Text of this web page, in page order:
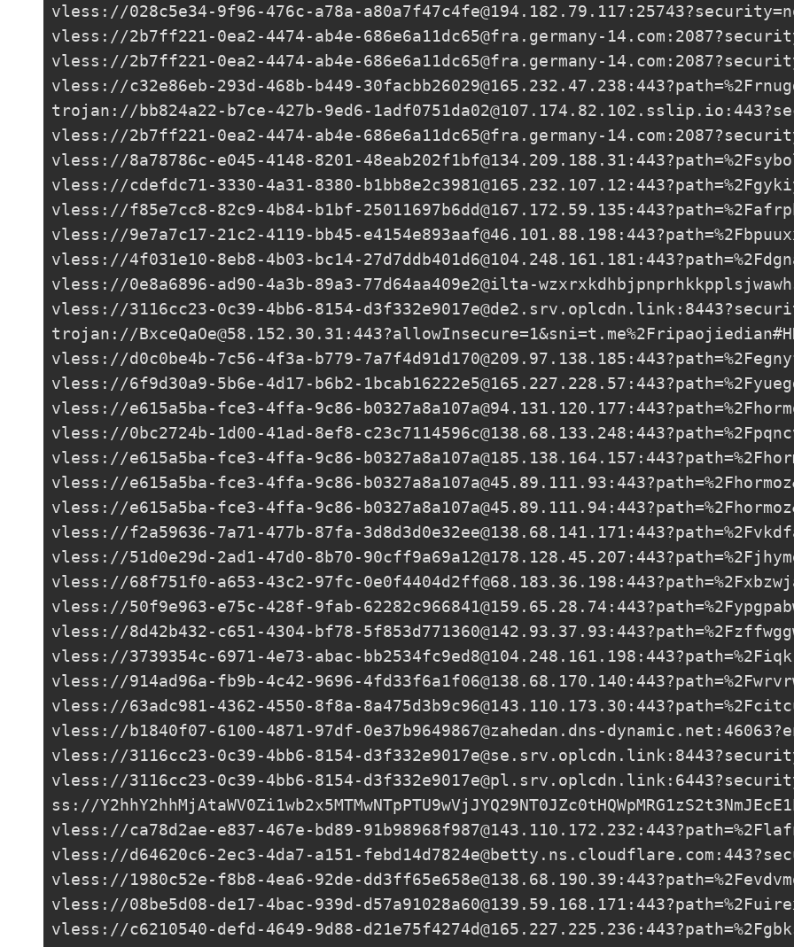
vless://028c5e34-9f96-476c-a78a-a80a7f47c4fe@194.182.79.117
vless://2b7ff221-0ea2-4474-ab4e-686e6a11dc65@fra.germany-14.com
vless://2b7ff221-0ea2-4474-ab4e-686e6a11dc65@fra.germany-14.com
vless://c32e86eb-293d-468b-b449-30facbb26029@165.232.47.238
trojan://bb824a22-b7ce-427b-9ed6-1adf0751da02@107.174.82.102.sslip.io
vless://2b7ff221-0ea2-4474-ab4e-686e6a11dc65@fra.germany-14.com
vless://8a78786c-e045-4148-8201-48eab202f1bf@134.209.188.31
vless://cdefdc71-3330-4a31-8380-b1bb8e2c3981@165.232.107.12
vless://f85e7cc8-82c9-4b84-b1bf-25011697b6dd@167.172.59.135
vless://9e7a7c17-21c2-4119-bb45-e4154e893aaf@46.101.88.198
vless://4f031e10-8eb8-4b03-bc14-27d7ddb401d6@104.248.161.181
vless://0e8a6896-ad90-4a3b-89a3-77d64aa409e2@ilta-
vless://3116cc23-0c39-4bb6-8154-d3f332e9017e@de2.srv.oplcdn.link
trojan://BxceQaOe@58.152.30.31
vless://d0c0be4b-7c56-4f3a-b779-7a7f4d91d170@209.97.138.185
vless://6f9d30a9-5b6e-4d17-b6b2-1bcab16222e5@165.227.228.57
vless://e615a5ba-fce3-4ffa-9c86-b0327a8a107a@94.131.120.177
vless://0bc2724b-1d00-41ad-8ef8-c23c7114596c@138.68.133.248
vless://e615a5ba-fce3-4ffa-9c86-b0327a8a107a@185.138.164.157
vless://e615a5ba-fce3-4ffa-9c86-b0327a8a107a@45.89.111.93
vless://e615a5ba-fce3-4ffa-9c86-b0327a8a107a@45.89.111.94
vless://f2a59636-7a71-477b-87fa-3d8d3d0e32ee@138.68.141.171
vless://51d0e29d-2ad1-47d0-8b70-90cff9a69a12@178.128.45.207
vless://68f751f0-a653-43c2-97fc-0e0f4404d2ff@68.183.36.198
vless://50f9e963-e75c-428f-9fab-62282c966841@159.65.28.74
vless://8d42b432-c651-4304-bf78-5f853d771360@142.93.37.93
vless://3739354c-6971-4e73-abac-bb2534fc9ed8@104.248.161.198
vless://914ad96a-fb9b-4c42-9696-4fd33f6a1f06@138.68.170.140
vless://63adc981-4362-4550-8f8a-8a475d3b9c96@143.110.173.30
vless://b1840f07-6100-4871-97df-0e37b9649867@zahedan.dns-dynamic.net
vless://3116cc23-0c39-4bb6-8154-d3f332e9017e@se.srv.oplcdn.link
vless://3116cc23-0c39-4bb6-8154-d3f332e9017e@pl.srv.oplcdn.link
ss://
vless://ca78d2ae-e837-467e-bd89-91b98968f987@143.110.172.232
vless://d64620c6-2ec3-4da7-a151-febd14d7824e@betty.ns.cloudflare.com
vless://1980c52e-f8b8-4ea6-92de-dd3ff65e658e@138.68.190.39
vless://08be5d08-de17-4bac-939d-d57a91028a60@139.59.168.171
vless://c6210540-defd-4649-9d88-d21e75f4274d@165.227.225.236